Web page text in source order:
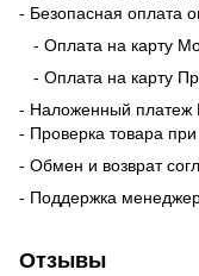
- Безопасная оплата
- Оплата на карту
- Оплата на карту
- Наложенный платеж
- Проверка товара
- Обмен и возврат
- Поддержка
Отзывы